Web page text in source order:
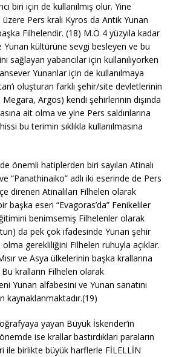
biri için de kullanılmış olur. Yine
Pers kralı Kyros da Antik Yunan
Filhelendir. (18) M.Ö 4 yüzyıla kadar
Yunan kültürüne sevgi besleyen ve bu
sağlayan yabancılar için kullanılıyorken
Yunanlar için de kullanılmaya
oluşturan farklı şehir/site devletlerinin
Argos) kendi şehirlerinin dışında
ait olma ve yine Pers saldırılarına
bu terimin sıklıkla kullanılmasına
önemli hatiplerden biri sayılan Atinalı
“Panathinaiko” adlı iki eserinde de Pers
direnen Atinalıları Filhelen olarak
başka eseri “Evagoras’da” Fenikeliler
benimsemiş Filhelenler olarak
da pek çok ifadesinde Yunan şehir
gerekliliğini Filhelen ruhuyla açıklar.
ve Asya ülkelerinin başka krallarına
kralların Filhelen olarak
Yunan alfabesini ve Yunan sanatını
kaynaklanmaktadır.(19)
yayan Büyük İskender’in
ise krallar bastırdıkları paraların
ile birlikte büyük harflerle FİLELLİN